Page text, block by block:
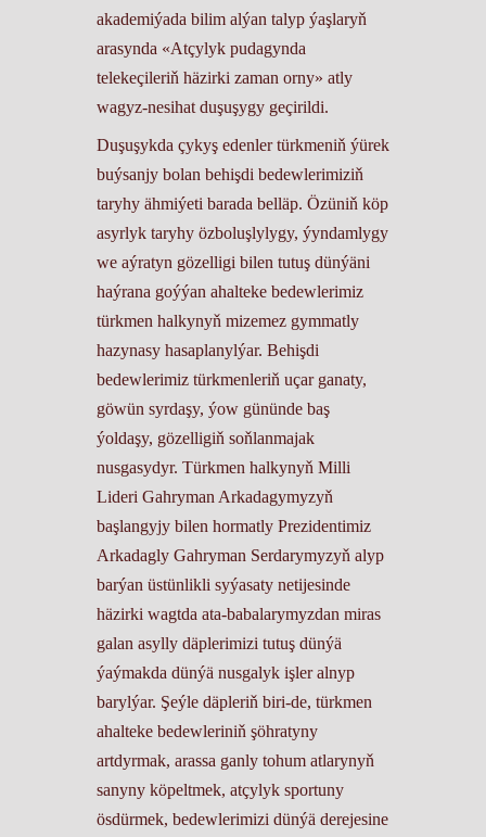
akademiýada bilim alýan talyp ýaşlaryň
arasynda «Atçylyk pudagynda
telekeçileriň häzirki zaman orny» atly
wagyz-nesihat duşuşygy geçirildi.
Duşuşykda çykyş edenler türkmeniň ýürek
buýsanjy bolan behişdi bedewlerimiziň
taryhy ähmiýeti barada belläp. Özüniň köp
asyrlyk taryhy özboluşlylygy, ýyndamlygy
we aýratyn gözelligi bilen tutuş dünýäni
haýrana goýýan ahalteke bedewlerimiz
türkmen halkynyň mizemez gymmatly
hazynasy hasaplanylýar. Behişdi
bedewlerimiz türkmenleriň uçar ganaty,
göwün syrdaşy, ýow gününde baş
ýoldaşy, gözelligiň soňlanmajak
nusgasydyr. Türkmen halkynyň Milli
Lideri Gahryman Arkadagymyzyň
başlangyjy bilen hormatly Prezidentimiz
Arkadagly Gahryman Serdarymyzyň alyp
barýan üstünlikli syýasaty netijesinde
häzirki wagtda ata-babalarymyzdan miras
galan asylly däplerimizi tutuş dünýä
ýaýmakda dünýä nusgalyk işler alnyp
barylýar. Şeýle däpleriň biri-de, türkmen
ahalteke bedewleriniň şöhratyny
artdyrmak, arassa ganly tohum atlarynyň
sanyny köpeltmek, atçylyk sportuny
ösdürmek, bedewlerimizi dünýä derejesine